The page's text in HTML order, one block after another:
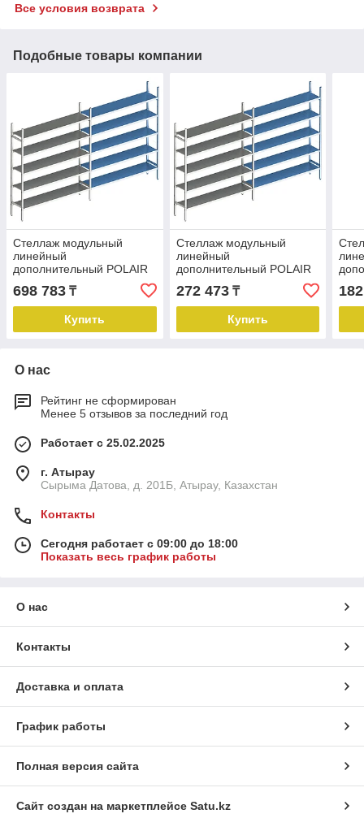
Все условия возврата
Подобные товары компании
Стеллаж модульный
линейный
дополнительный POLAIR
LOAD.ME INOX
21AL.5IN50.18Е
698 783 ₸
Купить
Стеллаж модульный
линейный
дополнительный POLAIR
LOAD.ME INOX
21AL.5IN30.10Е
272 473₸
Купить
О нас
Рейтинг не сформирован
Менее 5 отзывов за последний год
Работает с 25.02.2025
г. Атырау
Сырыма Датова, д. 201Б, Атырау, Казахстан
Контакты
Сегодня работает с 09:00 до 18:00
Показать весь график работы
О нас
Контакты
Доставка и оплата
График работы
Полная версия сайта
Сайт создан на маркетплейсе Satu.kz